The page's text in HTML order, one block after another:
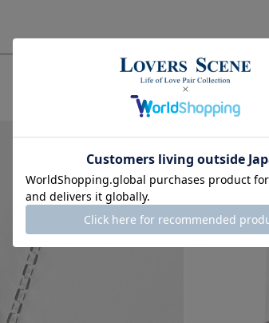
誕生石が選べるペアネックレス